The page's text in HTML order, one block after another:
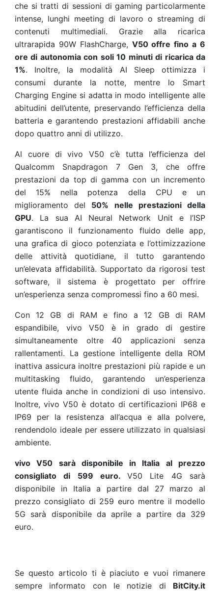
che si tratti di sessioni di gaming particolarmente
intense, lunghi meeting di lavoro o streaming di
contenuti multimediali. Grazie alla ricarica
ultrarapida 90W FlashCharge, V50 offre fino a 6
ore di autonomia con soli 10 minuti di ricarica da
1%. Inoltre, la modalità AI Sleep ottimizza i
consumi durante la notte, mentre lo Smart
Charging Engine si adatta in modo intelligente alle
abitudini dell’utente, preservando l’efficienza della
batteria e garantendo prestazioni affidabili anche
dopo quattro anni di utilizzo.
Al cuore di vivo V50 c’è tutta l’efficienza del
Qualcomm Snapdragon 7 Gen 3, che offre
prestazioni da top di gamma con un incremento
del 15% nella potenza della CPU e
un
miglioramento del 50% nelle prestazioni della
GPU. La sua AI Neural Network Unit e l’ISP
garantiscono il funzionamento fluido delle app,
una grafica di gioco potenziata e l’ottimizzazione
delle attività quotidiane, il tutto garantendo
un’elevata affidabilità. Supportato da rigorosi test
software, il sistema è progettato per offrire
un’esperienza senza compromessi fino a 60 mesi.
Con 12 GB di RAM e fino a 12 GB di RAM
espandibile, vivo V50 è in grado di gestire
simultaneamente oltre 40 applicazioni senza
rallentamenti. La gestione intelligente della ROM
inattiva assicura inoltre prestazioni più rapide e un
multitasking fluido, garantendo un’esperienza
utente fluida anche in condizioni di uso intensivo.
Inoltre, vivo V50 è dotato di certificazioni IP68 e
IP69 per la resistenza all’acqua e alla polvere,
rendendolo ideale per essere utilizzato in qualsiasi
ambiente.
vivo V50 sarà disponibile in Italia al prezzo
consigliato di 599 euro.V50 Lite 4G sarà
disponibile in Italia a partire dal 27 marzo al
prezzo consigliato di 259 euro mentre il modello
5G sarà disponibile da aprile a partire da 329
euro.
Se questo articolo ti è piaciuto e vuoi rimanere
sempre informato con le notizie di BitCity.it